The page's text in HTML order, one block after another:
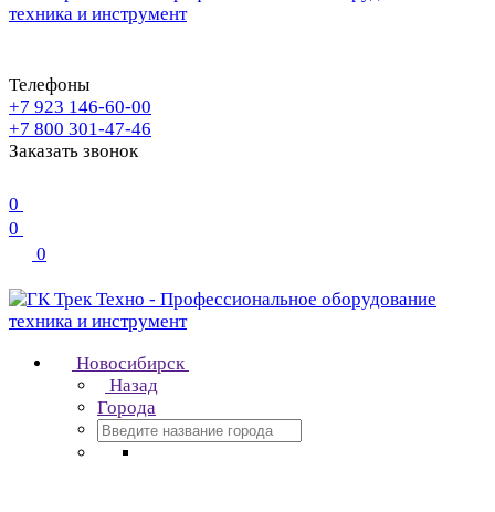
Телефоны
+7 923 146-60-00
+7 800 301-47-46
Заказать звонок
0
0
0
Новосибирск
Назад
Города